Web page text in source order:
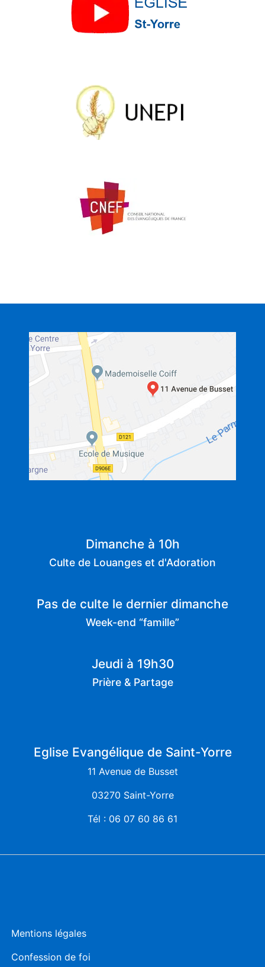
Dimanche à 10h
Culte de Louanges et d'Adoration
Pas de culte le dernier dimanche
Week-end “famille”
Jeudi à 19h30
Prière & Partage
Eglise Evangélique de Saint-Yorre
11 Avenue de Busset
03270 Saint-Yorre
Tél : 06 07 60 86 61
Mentions légales
Confession de foi